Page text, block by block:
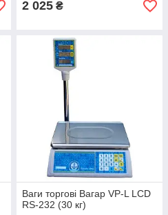
2 025 ₴
Ваги торгові Вагар VP-L LCD
RS-232 (30 кг)